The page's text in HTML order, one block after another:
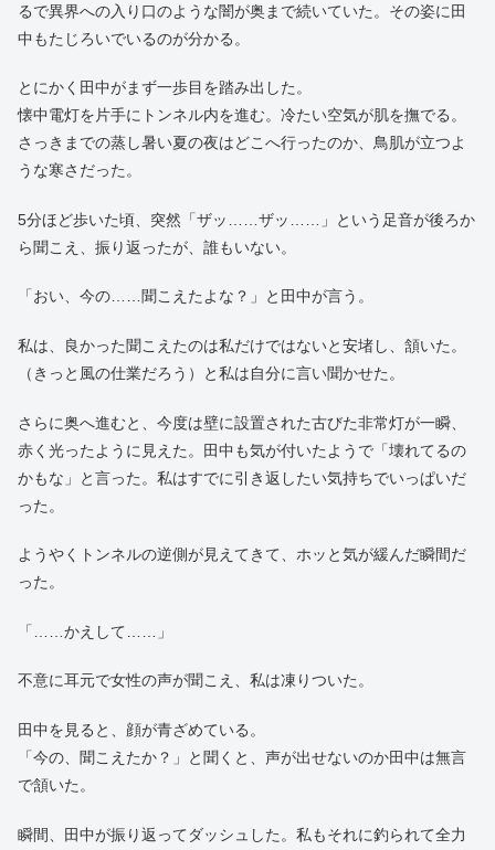
るで異界への入り口のような闇が奥まで続いていた。その姿に田
中もたじろいでいるのが分かる。
とにかく田中がまず一歩目を踏み出した。
懐中電灯を片手にトンネル内を進む。冷たい空気が肌を撫でる。
さっきまでの蒸し暑い夏の夜はどこへ行ったのか、鳥肌が立つよ
うな寒さだった。
5分ほど歩いた頃、突然「ザッ……ザッ……」という足音が後ろか
ら聞こえ、振り返ったが、誰もいない。
「おい、今の……聞こえたよな？」と田中が言う。
私は、良かった聞こえたのは私だけではないと安堵し、頷いた。
（きっと風の仕業だろう）と私は自分に言い聞かせた。
さらに奥へ進むと、今度は壁に設置された古びた非常灯が一瞬、
赤く光ったように見えた。田中も気が付いたようで「壊れてるの
かもな」と言った。私はすでに引き返したい気持ちでいっぱいだ
った。
ようやくトンネルの逆側が見えてきて、ホッと気が緩んだ瞬間だ
った。
「……かえして……」
不意に耳元で女性の声が聞こえ、私は凍りついた。
田中を見ると、顔が青ざめている。
「今の、聞こえたか？」と聞くと、声が出せないのか田中は無言
で頷いた。
瞬間、田中が振り返ってダッシュした。私もそれに釣られて全力